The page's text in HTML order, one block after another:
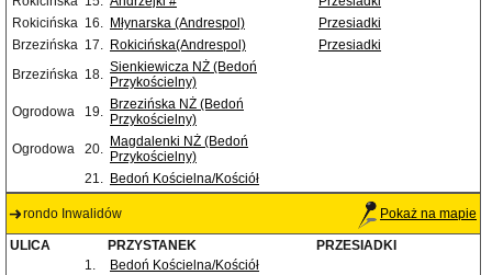
Rokicińska 16. Młynarska (Andrespol)
Przesiadki
Brzezińska 17. Rokicińska(Andrespol)
Przesiadki
Brzezińska 18. Sienkiewicza NŻ (Bedoń
Przykościelny)
Ogrodowa
19. Brzezińska NŻ (Bedoń
Przykościelny)
Ogrodowa
20. Magdalenki NŻ (Bedoń
Przykościelny)
21. Bedoń Kościelna/Kościół
rondo Inwalidów Pokaż na mapie
ULICA PRZYSTANEK
PRZESIADKI
1.
Bedoń Kościelna/Kościół